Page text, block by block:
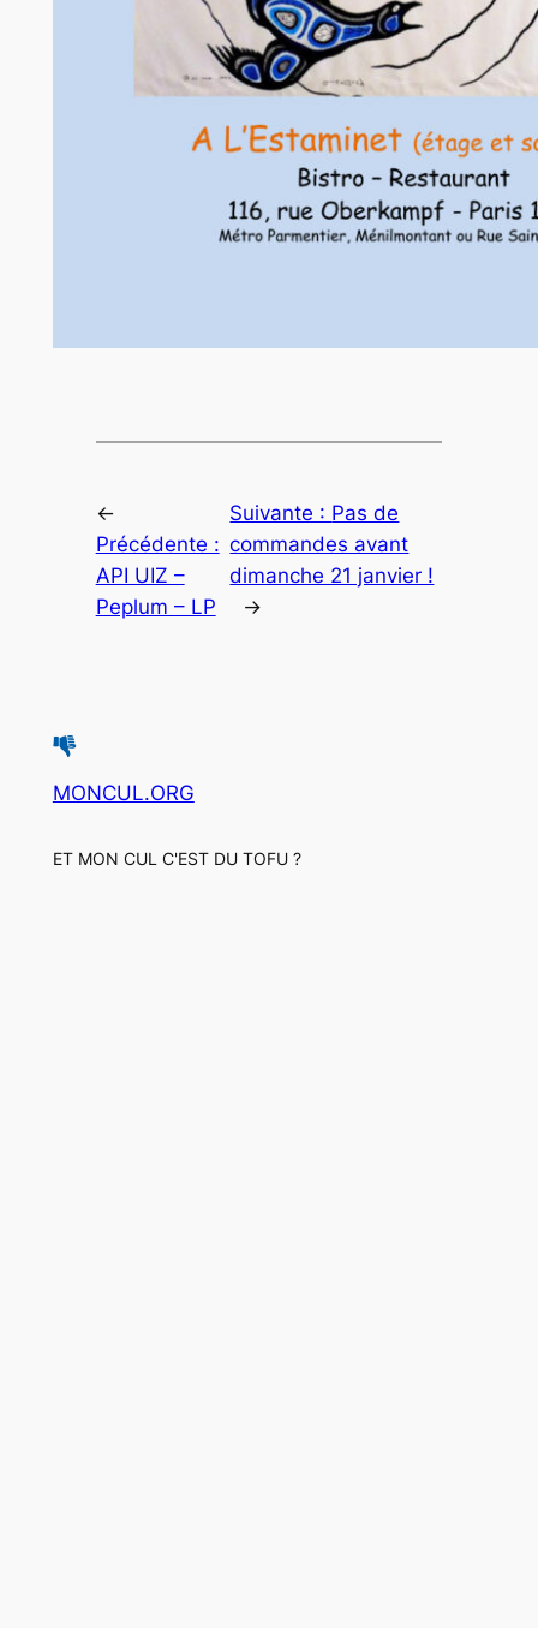
←
Précédente :
API UIZ –
Peplum – LP
Suivante : Pas de
commandes avant
dimanche 21 janvier !
→
MONCUL.ORG
ET MON CUL C'EST DU TOFU ?